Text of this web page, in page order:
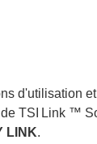
d'utilisation
TSI
Link ™
LINK.